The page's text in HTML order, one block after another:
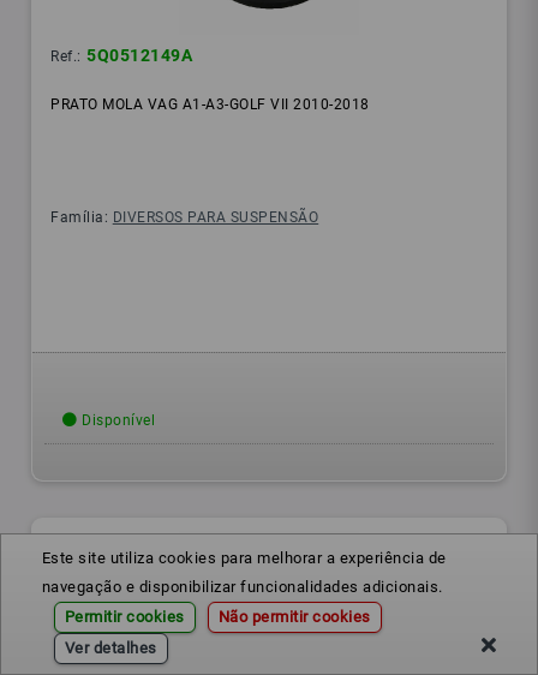
Este site utiliza cookies para melhorar a experiência de
navegação e disponibilizar funcionalidades adicionais.
Permitir cookies
Não permitir cookies
Ver detalhes
Ref.: 5Q0512149A
PRATO MOLA VAG A1-A3-GOLF VII 2010-2018
Família: DIVERSOS PARA SUSPENSÃO
Disponível